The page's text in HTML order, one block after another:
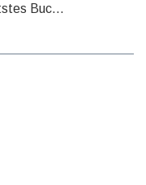
Buc...